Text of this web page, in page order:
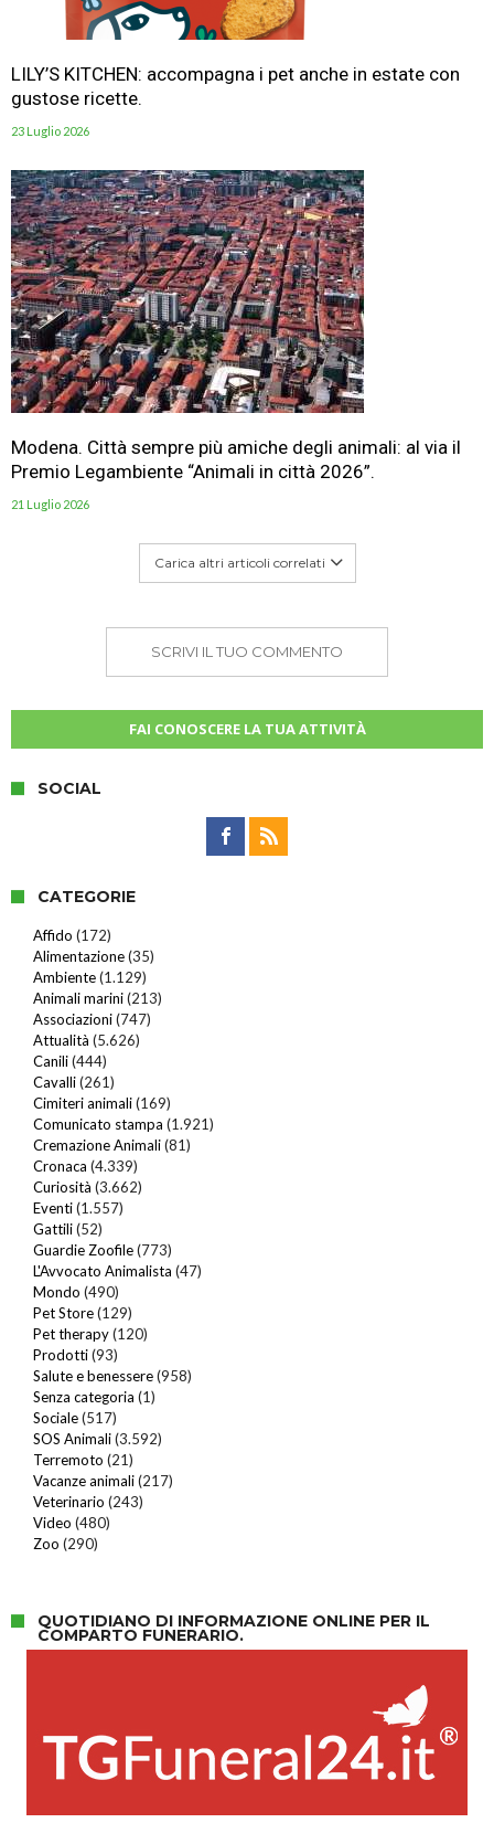
LILY’S KITCHEN: accompagna i pet anche in estate con
gustose ricette.
23 Luglio 2026
Modena. Città sempre più amiche degli animali: al via il
Premio Legambiente “Animali in città 2026”.
21 Luglio 2026
Carica altri articoli correlati
SCRIVI IL TUO COMMENTO
FAI CONOSCERE LA TUA ATTIVITÀ
SOCIAL
CATEGORIE
Affido (172)
Alimentazione(35)
Ambiente(1.129)
Animali marini(213)
Associazioni(747)
Attualità (5.626)
Canili(444)
Cavalli(261)
Cimiteri animali(169)
Comunicato stampa (1.921)
Cremazione Animali(81)
Cronaca (4.339)
Curiosità (3.662)
Eventi(1.557)
Gattili(52)
Guardie Zoofile(773)
L'Avvocato Animalista (47)
Mondo (490)
Pet Store(129)
Pet therapy(120)
Prodotti(93)
Salute e benessere(958)
Senza categoria (1)
Sociale(517)
SOS Animali(3.592)
Terremoto (21)
Vacanze animali(217)
Veterinario (243)
Video (480)
Zoo (290)
QUOTIDIANO DI INFORMAZIONE ONLINE PER IL
COMPARTO FUNERARIO.